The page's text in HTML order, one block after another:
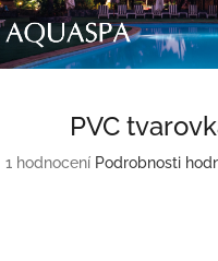
Přejít
na
obsah
PVC
Průměrné
1 hodnocení Podrobnosti